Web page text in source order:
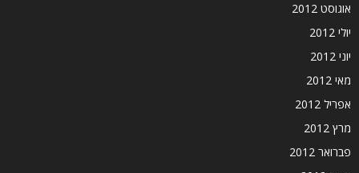
אוגוסט 2012
יולי 2012
יוני 2012
מאי 2012
אפריל 2012
מרץ 2012
פברואר 2012